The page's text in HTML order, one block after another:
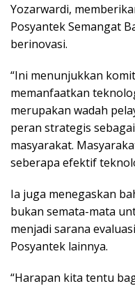
Yozarwardi,
Posyantek Semangat
berinovasi.
“Ini menunjukkan
memanfaatkan
merupakan wadah
peran strategis
masyarakat.
seberapa efektif
Ia juga menegaskan
bukan semata-mata
menjadi sarana
Posyantek lainnya.
“Harapan kita tentu